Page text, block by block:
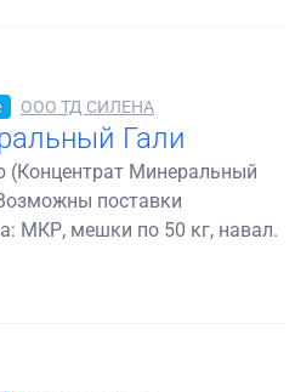
ООО ТД СИЛЕНА
Гали
(Концентрат Минеральный
поставки
МКР, мешки по 50 кг, навал.